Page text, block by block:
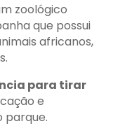
zoológico
que possui
africanos,
para tirar
e
parque.